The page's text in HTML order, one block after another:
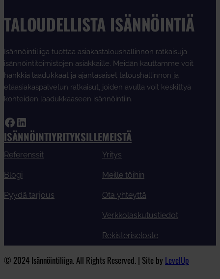
TALOUDELLISTA ISÄNNÖINTIÄ
Isännöintiliiga tuottaa asiakastaloushallinnon ratkaisuja
isännöintitoimistojen asiakkaille. Meidän kauttamme voit
hankkia laadukkaat ja ajantasaiset taloushallinnon ja
etäasiakaspalvelun ratkaisut, joiden avulla voit keskittyä
kohteiden laadukkaaseen isännöintiin.
Facebook LinkedIn
ISÄNNÖINTIYRITYKSILLE
Referenssit
Blogi
Pyydä tarjous
MEISTÄ
Yritys
Meille töihin
Ota yhteyttä
Verkkolaskutustiedot
Rekisteriseloste
© 2024 Isännöintiliiga. All Rights Reserved. | Site by LevelUp